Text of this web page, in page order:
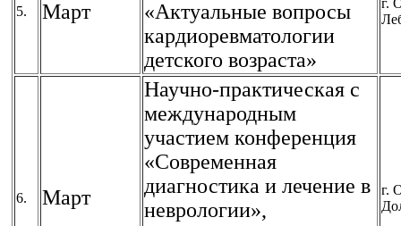
5. Март
«Актуальные вопросы
кардиоревматологии
детского возраста»
г.
6. Март
Научно-практическая с
международным
участием конференция
«Современная
диагностика и лечение в
неврологии»,
г.